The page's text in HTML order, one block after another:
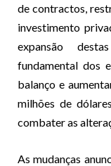
de contractos,
investimento
expansão
fundamental dos
balanço e
milhões de
combater as
As mudanças